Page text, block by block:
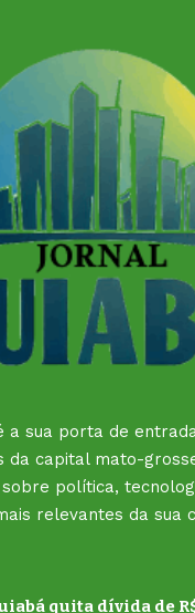
a sua porta de
da capital mato-
política,
relevantes da sua
quita dívida de